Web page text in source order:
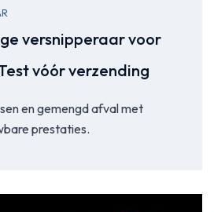
versnipperaar voor
vóór verzending
en gemengd afval met
prestaties.